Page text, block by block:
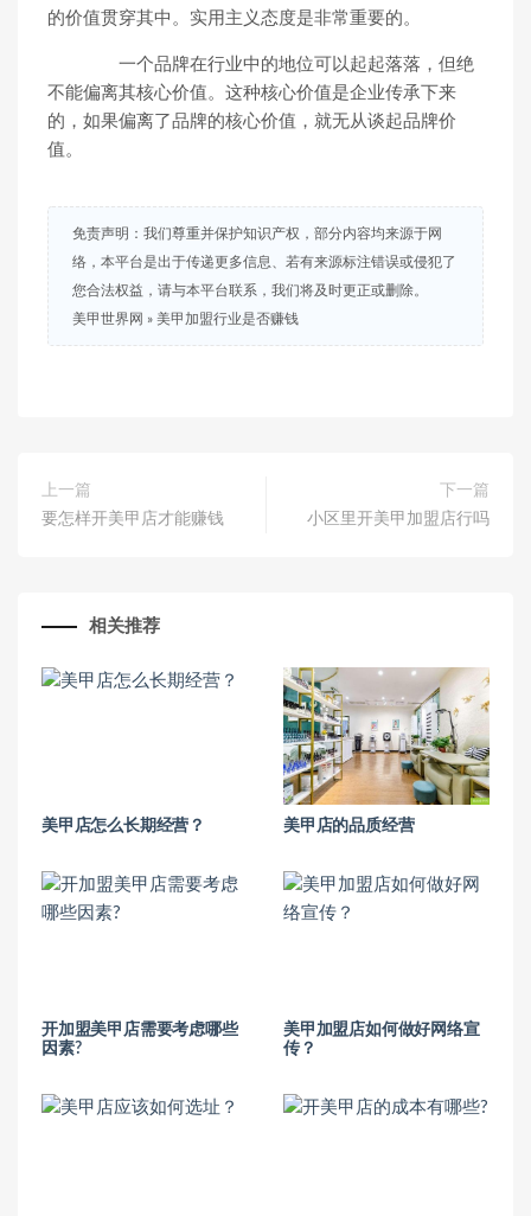
的价值贯穿其中。实用主义态度是非常重要的。
一个品牌在行业中的地位可以起起落落，但绝
不能偏离其核心价值。这种核心价值是企业传承下来
的，如果偏离了品牌的核心价值，就无从谈起品牌价
值。
免责声明：我们尊重并保护知识产权，部分内容均来源于网
络，本平台是出于传递更多信息、若有来源标注错误或侵犯了
您合法权益，请与本平台联系，我们将及时更正或删除。
美甲世界网 » 美甲加盟行业是否赚钱
上一篇
要怎样开美甲店才能赚钱
下一篇
小区里开美甲加盟店行吗
相关推荐
美甲店怎么长期经营？ 美甲店的品质经营
开加盟美甲店需要考虑哪些
因素?
美甲加盟店如何做好网络宣
传？